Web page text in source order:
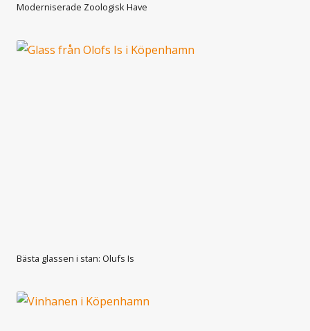
Moderniserade Zoologisk Have
Bästa glassen i stan: Olufs Is